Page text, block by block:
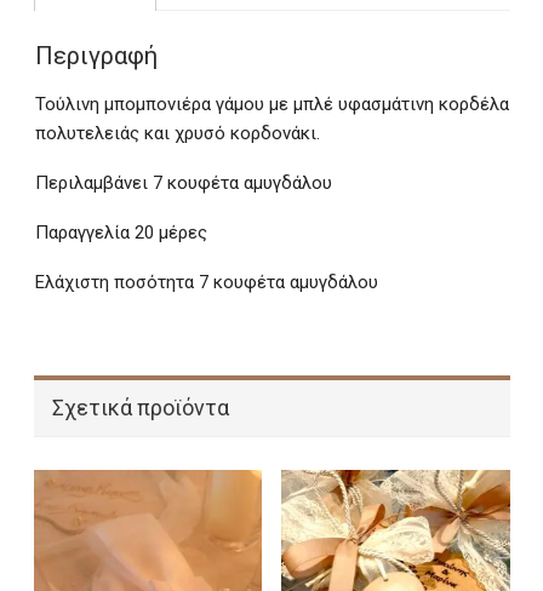
Περιγραφή
Τούλινη μπομπονιέρα γάμου με μπλέ υφασμάτινη κορδέλα
πολυτελειάς και χρυσό κορδονάκι.
Περιλαμβάνει 7 κουφέτα αμυγδάλου
Παραγγελία 20 μέρες
Ελάχιστη ποσότητα 7 κουφέτα αμυγδάλου
Σχετικά προϊόντα